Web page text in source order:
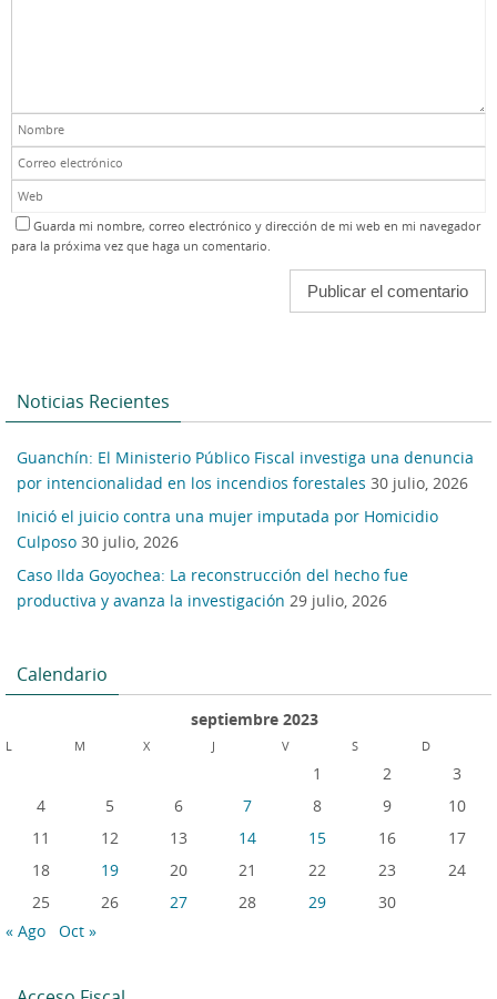
Guarda mi nombre, correo electrónico y dirección de mi web en mi navegador
para la próxima vez que haga un comentario.
Noticias Recientes
Guanchín: El Ministerio Público Fiscal investiga una denuncia
por intencionalidad en los incendios forestales 30 julio, 2026
Inició el juicio contra una mujer imputada por Homicidio
Culposo 30 julio, 2026
Caso Ilda Goyochea: La reconstrucción del hecho fue
productiva y avanza la investigación 29 julio, 2026
Calendario
septiembre 2023
L M X J V S D
1 2
3
4
5 6 7 8 9
10
11
12 13 14 15 16
17
18
19 20 21 22 23
24
25
26 27 28 29
30
« Ago
Oct »